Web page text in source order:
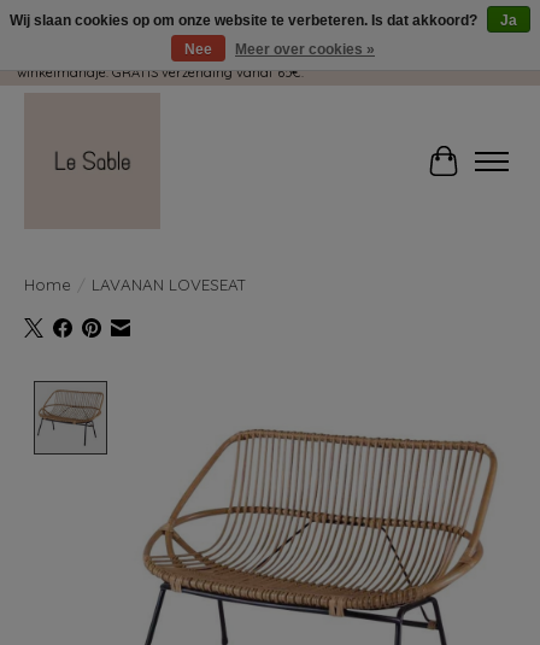
Wij pakken met plezier jouw kadootjes GRATIS in! Duid dit zeker aan in je
winkelmandje. GRATIS verzending vanaf 65€.
Home LAVANAN LOVESEAT
Wij slaan cookies op om onze website te verbeteren. Is dat akkoord?
Ja
Nee
Meer over cookies »